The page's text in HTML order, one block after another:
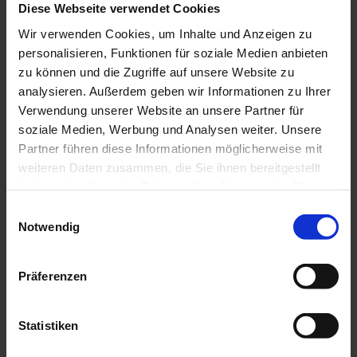
Diese Webseite verwendet Cookies
Wir verwenden Cookies, um Inhalte und Anzeigen zu
personalisieren, Funktionen für soziale Medien anbieten
zu können und die Zugriffe auf unsere Website zu
analysieren. Außerdem geben wir Informationen zu Ihrer
Verwendung unserer Website an unsere Partner für
soziale Medien, Werbung und Analysen weiter. Unsere
Partner führen diese Informationen möglicherweise mit
weiteren Daten zusammen, die Sie ihnen bereitgestellt
Notwendig
Präferenzen
Statistiken
Betoneigenschaften
länderspezifischer Anforderung)
Kupplung
patentiertes Kupplungssystem, feuerverzinkt
Zugband
patentiertes Stahlzugband, feuerverzinkt
Sonderlängen
auf Anfrage
Zubehör
geprüfte Rückstrahler,
Verkehrszeichenhalterungen, Stoßfugenkeile,
...
6m-Elemente: r>=65m (kleinere
Sonstiges
Verankerung bei jedem Element: 4x M20-
Elementlänge